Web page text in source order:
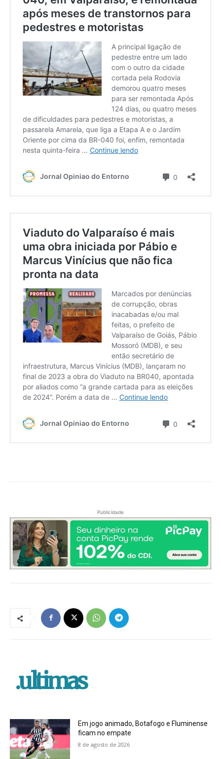
Publicidade
.ultimas
Em jogo animado, Botafogo e Fluminense
ficam no empate
8 de agosto de 2026